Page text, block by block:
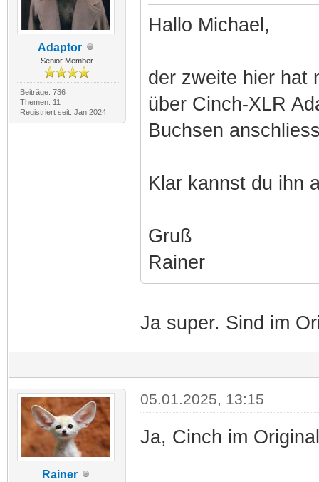
Adaptor
Senior Member
Beiträge: 736
Themen: 11
Registriert seit: Jan 2024
Hallo Michael,
der zweite hier hat
über Cinch-XLR
Buchsen
Klar kannst du ihn
Gruß
Rainer
Ja super. Sind im
Rainer
05.01.2025, 13:15
Ja, Cinch im